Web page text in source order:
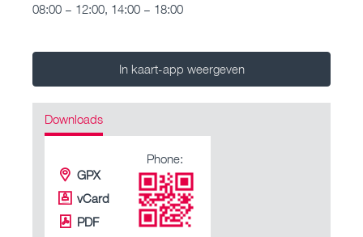
08:00 – 12:00, 14:00 – 18:00
In kaart-app weergeven
Downloads
GPX
vCard
PDF
Phone: